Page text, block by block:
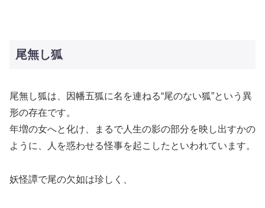
尾無し狐
尾無し狐は、因幡五狐に名を連ねる“尾のない狐”という異
形の存在です。
年増の女へと化け、まるで人生の影の部分を映し出すかの
ように、人を惑わせる怪事を起こしたといわれています。
妖怪譚で尾の欠如は珍しく、